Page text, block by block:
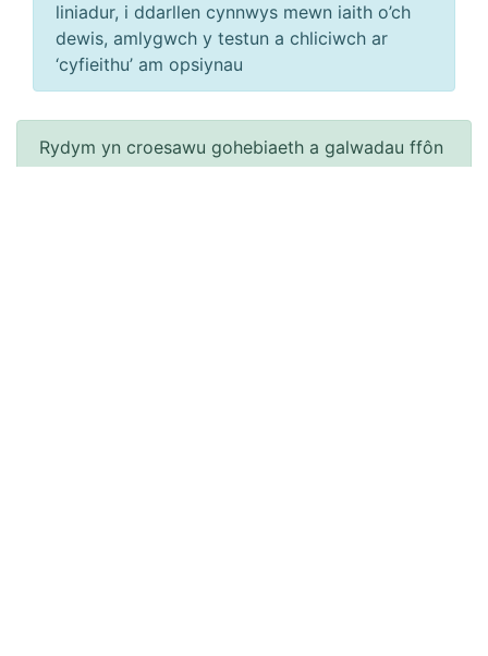
liniadur, i ddarllen cynnwys mewn iaith o’ch
dewis, amlygwch y testun a chliciwch ar
‘cyfieithu’ am opsiynau
Rydym yn croesawu gohebiaeth a galwadau ffôn
yn y Gymraeg neu'r Saesneg. Atebir gohebiaeth